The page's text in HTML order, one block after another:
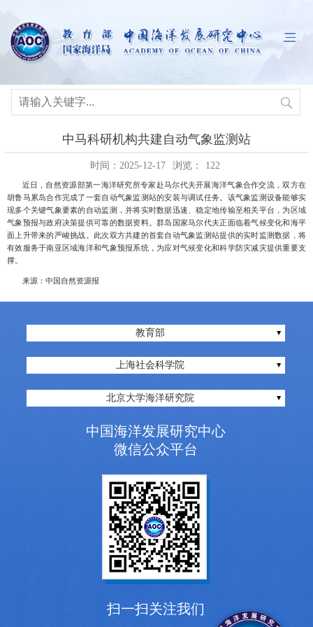
中马科研机构共建自动气象监测站
时间：2025-12-17 浏览： 122
近日，自然资源部第一海洋研究所专家赴马尔代夫开展海洋气象合作交流，双方在
胡鲁马累岛合作完成了一套自动气象监测站的安装与调试任务。该气象监测设备能够实
现多个关键气象要素的自动监测，并将实时数据迅速、稳定地传输至相关平台，为区域
气象预报与政府决策提供可靠的数据资料。群岛国家马尔代夫正面临着气候变化和海平
面上升带来的严峻挑战。此次双方共建的首套自动气象监测站提供的实时监测数据，将
有效服务于南亚区域海洋和气象预报系统，为应对气候变化和科学防灾减灾提供重要支
撑。
来源：中国自然资源报
教育部
上海社会科学院
北京大学海洋研究院
中国海洋发展研究中心
微信公众平台
扫一扫关注我们